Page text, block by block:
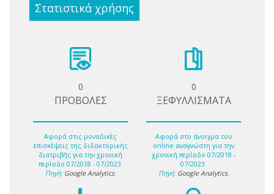
Στατιστικά χρήσης
0
ΠΡΟΒΟΛΕΣ
Αφορά στις μοναδικές
επισκέψεις της διδακτορικής
διατριβής για την χρονική
περίοδο 07/2018 - 07/2023.
Πηγή: Google Analytics.
0
ΞΕΦΥΛΛΙΣΜΑΤΑ
Αφορά στο άνοιγμα του
online αναγνώστη για την
χρονική περίοδο 07/2018 -
07/2023.
Πηγή: Google Analytics.